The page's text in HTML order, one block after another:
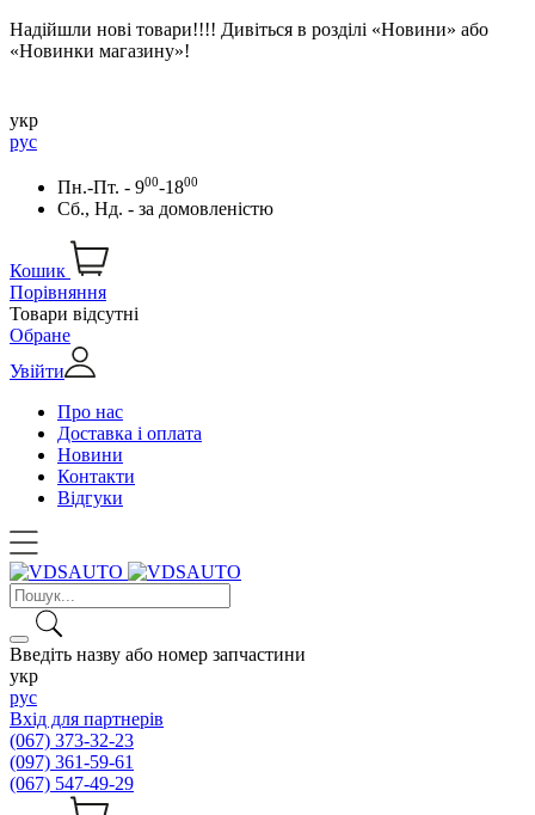
Надійшли нові товари!!!! Дивіться в розділі «Новини» або
«Новинки магазину»!
укр
рус
Пн.-Пт. - 900-1800
Сб., Нд. - за домовленістю
Кошик
Порівняння
Товари відсутні
Обране
Увійти
Про нас
Доставка і оплата
Новини
Контакти
Відгуки
Введіть назву або номер запчастини
укр
рус
Вхід для партнерів
(067) 373-32-23
(097) 361-59-61
(067) 547-49-29